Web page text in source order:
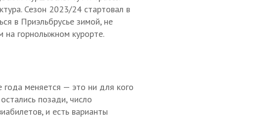
Сезон 2023/24 стартовал в
в Приэльбрусье зимой, не
на горнолыжном курорте.
года меняется — это ни для кого
позади, число
и есть варианты